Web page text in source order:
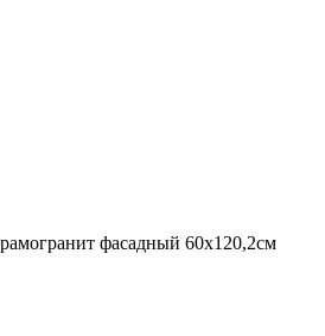
фасадный 60x120,2см